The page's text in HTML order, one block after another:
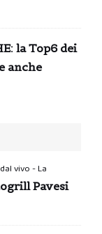
la Top6 dei
anche
vivo - La
Pavesi